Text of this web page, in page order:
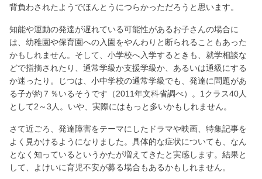
背負わされたようでほんとうにつらかっただろうと思います。
知能や運動の発達が遅れている可能性があるお子さんの場合に
は、幼稚園や保育園への入園をやんわりと断られることもあった
かもしれません。そして、小学校へ入学するときも、就学相談な
どで指摘されたり、通常学級か支援学級か、あるいは通級にする
か迷ったり。じつは、小中学校の通常学級でも、発達に問題があ
る子が約７％いるそうです（2011年文科省調べ）。1クラス40人
として2～3人。いや、実際にはもっと多いかもしれません。
さて近ごろ、発達障害をテーマにしたドラマや映画、特集記事を
よく見かけるようになりました。具体的な症状についても、なん
となく知っているというかたが増えてきたと実感します。結果と
して、よけいに育児不安が募る場合もあるかもしれません。